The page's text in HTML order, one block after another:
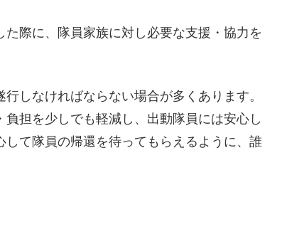
際に、隊員家族に対し必要な支援・協力を
しなければならない場合が多くあります。
担を少しでも軽減し、出動隊員には安心し
て隊員の帰還を待ってもらえるように、誰